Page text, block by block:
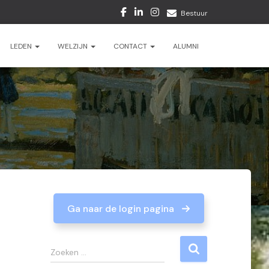
Bestuur
LEDEN WELZIJN CONTACT ALUMNI
Ga naar de login pagina
Z
o
Zoeken …